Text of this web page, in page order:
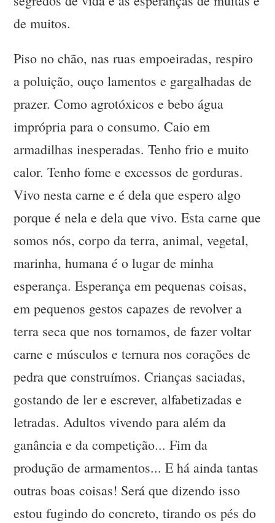
de muitos.
Piso no chão, nas ruas empoeiradas, respiro
a poluição, ouço lamentos e gargalhadas de
prazer. Como agrotóxicos e bebo água
imprópria para o consumo. Caio em
armadilhas inesperadas. Tenho frio e muito
calor. Tenho fome e excessos de gorduras.
Vivo nesta carne e é dela que espero algo
porque é nela e dela que vivo. Esta carne que
somos nós, corpo da terra, animal, vegetal,
marinha, humana é o lugar de minha
esperança. Esperança em pequenas coisas,
em pequenos gestos capazes de revolver a
terra seca que nos tornamos, de fazer voltar
carne e músculos e ternura nos corações de
pedra que construímos. Crianças saciadas,
gostando de ler e escrever, alfabetizadas e
letradas. Adultos vivendo para além da
ganância e da competição... Fim da
produção de armamentos... E há ainda tantas
outras boas coisas! Será que dizendo isso
estou fugindo do concreto, tirando os pés do